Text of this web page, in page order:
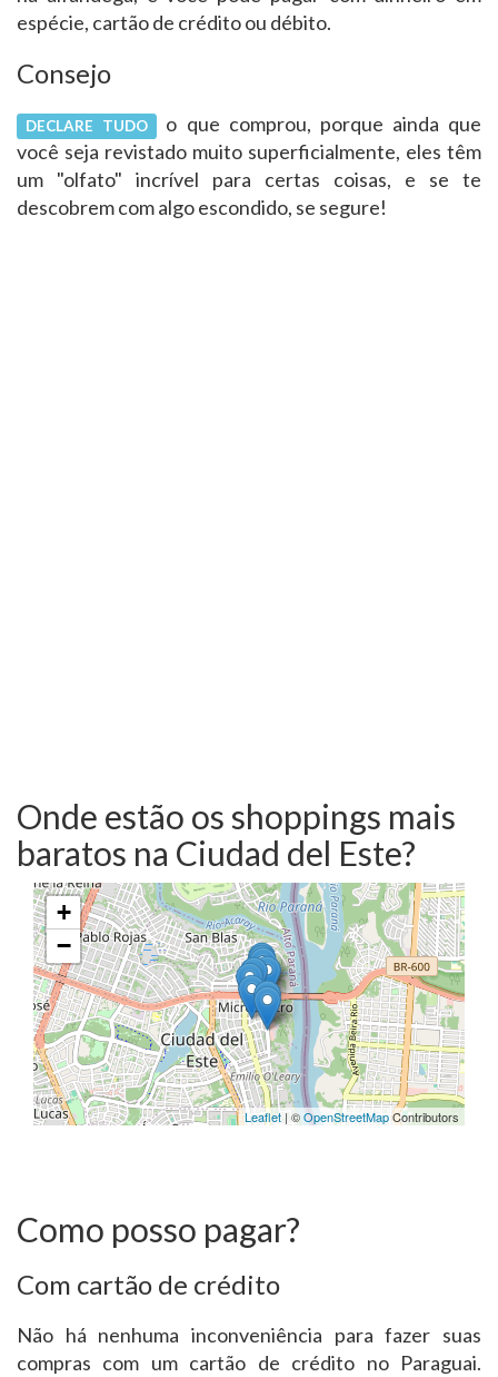
espécie, cartão de crédito ou débito.
Consejo
DECLARE TUDO
o que comprou, porque ainda que
você seja revistado muito superficialmente, eles têm
um "olfato" incrível para certas coisas, e se te
descobrem com algo escondido, se segure!
Onde estão os shoppings mais
baratos na Ciudad del Este?
+
−
Leaflet| ©OpenStreetMapContributors
Como posso pagar?
Com cartão de crédito
Não há nenhuma inconveniência para fazer suas
compras com um cartão de crédito no Paraguai.